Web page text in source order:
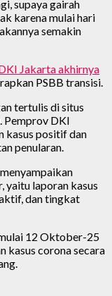
supaya gairah
karena mulai hari
semakin
Jakarta akhirnya
PSBB transisi.
tertulis di situs
Pemprov DKI
kasus positif dan
penularan.
menyampaikan
yaitu laporan kasus
dan tingkat
12 Oktober-25
kasus corona secara